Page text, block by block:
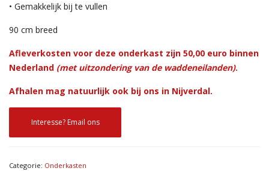
• Gemakkelijk bij te vullen
90 cm breed
Afleverkosten voor deze onderkast zijn 50,00 euro binnen
Nederland (met uitzondering van de waddeneilanden).
Afhalen mag natuurlijk ook bij ons in Nijverdal.
Interesse? Email ons
Categorie: Onderkasten